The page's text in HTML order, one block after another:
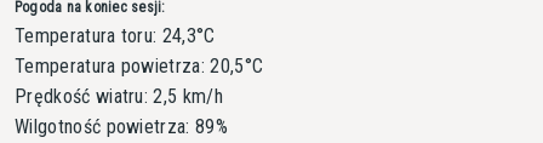
Pogoda na koniec sesji:
Temperatura toru: 24,3°C
Temperatura powietrza: 20,5°C
Prędkość wiatru: 2,5 km/h
Wilgotność powietrza: 89%